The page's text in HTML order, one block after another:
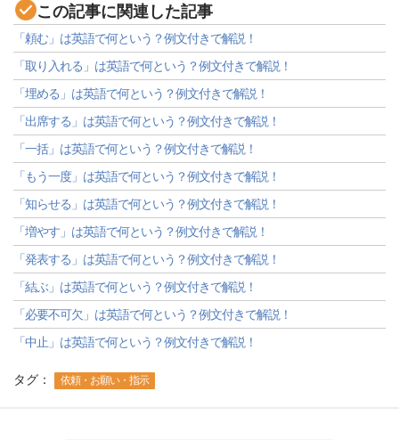
この記事に関連した記事
「頼む」は英語で何という？例文付きで解説！
「取り入れる」は英語で何という？例文付きで解説！
「埋める」は英語で何という？例文付きで解説！
「出席する」は英語で何という？例文付きで解説！
「一括」は英語で何という？例文付きで解説！
「もう一度」は英語で何という？例文付きで解説！
「知らせる」は英語で何という？例文付きで解説！
「増やす」は英語で何という？例文付きで解説！
「発表する」は英語で何という？例文付きで解説！
「結ぶ」は英語で何という？例文付きで解説！
「必要不可欠」は英語で何という？例文付きで解説！
「中止」は英語で何という？例文付きで解説！
タグ： 依頼・お願い・指示